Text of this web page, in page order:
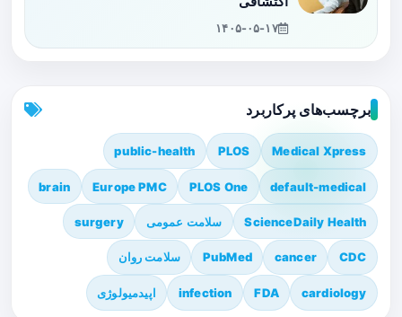
۱۴۰۵-۰۵-۱۷
برچسب‌های پرکاربرد
Medical Xpress
PLOS
public-health
default-medical
PLOS One
Europe PMC
brain
ScienceDaily Health سلامت عمومی surgery
CDC
cancer
PubMed سلامت روان
cardiology
FDA
infection اپیدمیولوژی